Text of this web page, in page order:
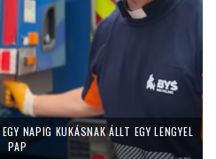
NAPIG KUKÁSNAK ÁLLT EGY LENGYEL
PAP